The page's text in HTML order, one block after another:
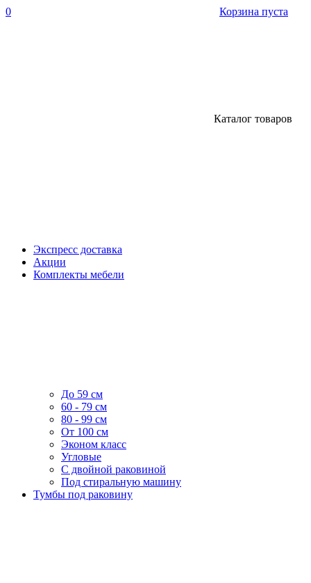
0 Корзина пуста
Каталог товаров
Экспресс доставка
Акции
Комплекты мебели
До 59 см
60 - 79 см
80 - 99 см
От 100 см
Эконом класс
Угловые
С двойной раковиной
Под стиральную машину
Тумбы под раковину